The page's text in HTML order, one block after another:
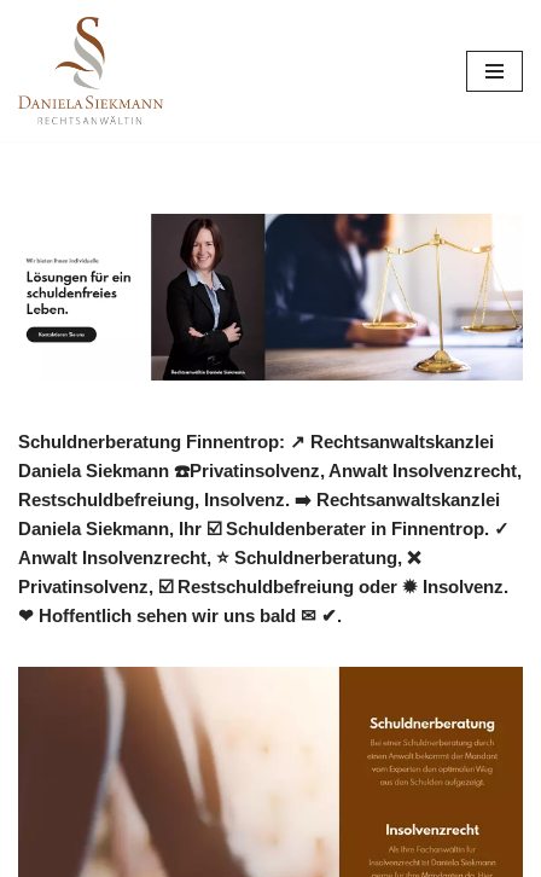
Inhalt
springen
Schuldnerberatung Finnentrop: ↗️ Rechtsanwaltskanzlei
Daniela Siekmann ☎️Privatinsolvenz, Anwalt Insolvenzrecht,
Restschuldbefreiung, Insolvenz. ➡️ Rechtsanwaltskanzlei
Daniela Siekmann, Ihr ☑️ Schuldenberater in Finnentrop. ✓
Anwalt Insolvenzrecht, ⭐ Schuldnerberatung, ❌
Privatinsolvenz, ☑️ Restschuldbefreiung oder ✹ Insolvenz.
❤ Hoffentlich sehen wir uns bald ✉ ✔.